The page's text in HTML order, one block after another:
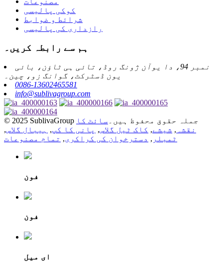
کوکی پالیسی
شرائط و ضوابط
رازداری کی پالیسی
ہم سے رابطہ کریں۔
نمبر 94، دا یوآن ژونگ روڈ، تائی ہی ٹاؤن، بائی
یون ڈسٹرکٹ، گوانگ زو، چین۔
0086-13602465581
info@sublivagroup.com
© 2025 SublivaGroup جملہ حقوق محفوظ ہیں۔ سائٹ کا
نقشہ , شیشے, کاک ٹیل گلاس, پانی کا کپ, ہیبال گلاس,
ٹمبلر , دسترخوان کی کراکری, تمام مصنوعات
فون
فون
ای میل